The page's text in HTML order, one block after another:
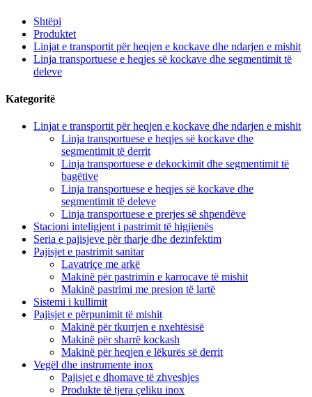
Shtëpi
Produktet
Linjat e transportit për heqjen e kockave dhe ndarjen e mishit
Linja transportuese e heqjes së kockave dhe segmentimit të
deleve
Kategoritë
Linjat e transportit për heqjen e kockave dhe ndarjen e mishit
Linja transportuese e heqjes së kockave dhe
segmentimit të derrit
Linja transportuese e dekockimit dhe segmentimit të
bagëtive
Linja transportuese e heqjes së kockave dhe
segmentimit të deleve
Linja transportuese e prerjes së shpendëve
Stacioni inteligjent i pastrimit të higjienës
Seria e pajisjeve për tharje dhe dezinfektim
Pajisjet e pastrimit sanitar
Lavatriçe me arkë
Makinë për pastrimin e karrocave të mishit
Makinë pastrimi me presion të lartë
Sistemi i kullimit
Pajisjet e përpunimit të mishit
Makinë për tkurrjen e nxehtësisë
Makinë për sharrë kockash
Makinë për heqjen e lëkurës së derrit
Vegël dhe instrumente inox
Pajisjet e dhomave të zhveshjes
Produkte të tjera çeliku inox